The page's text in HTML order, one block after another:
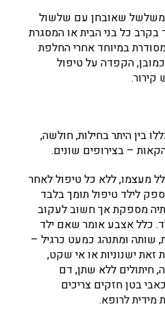
משלשל שאובחן עם שלשול
בקרב כל בני הבית או המסגרת
במיוחד אחרי החלפת
הקפדה על טיפול
קירור.
בין היתר בחילות, חולשה,
– בצירופים שונים.
מעצמו, ללא כל טיפול לאחר
לילד טיפול תומך בלבד
מספקת אך חשוב לעקוב
כלל אצבע אומר שאם ילד
שותה ומתנהג כמעט כרגיל –
ישנוניות או אי שקט,
חיתולים ללא שתן, דם
בטן חזקים צריכים
מידית לרופא.